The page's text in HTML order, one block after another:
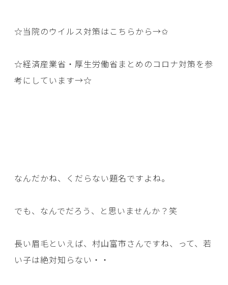
☆当院のウイルス対策はこちらから→✩
☆経済産業省・厚生労働省まとめのコロナ対策を参
考にしています→☆
なんだかね、くだらない題名ですよね。
でも、なんでだろう、と思いませんか？笑
長い眉毛といえば、村山富市さんですね、って、若
い子は絶対知らない・・